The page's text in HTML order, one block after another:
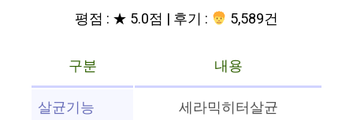
평점 : ★ 5.0점 | 후기 : 5,589건
구분
내용
살균기능
세라믹히터살균